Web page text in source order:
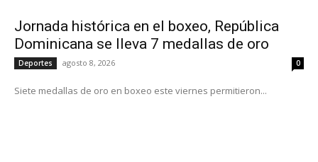
Jornada histórica en el boxeo, República
Dominicana se lleva 7 medallas de oro
Deportes agosto 8, 2026 0
Siete medallas de oro en boxeo este viernes permitieron...